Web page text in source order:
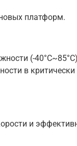
платформ.
(-
в
и